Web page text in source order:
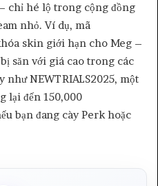
chỉ hé lộ trong cộng đồng
nhỏ. Ví dụ, mã
skin giới hạn cho Meg –
săn với giá cao trong các
NEWTRIALS2025, một
lại đến 150,000
bạn đang cày Perk hoặc